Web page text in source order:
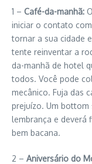
1 – Café-da-manhã:
iniciar o contato
tornar a sua cidade
tente reinventar a
da-manhã de hotel
todos. Você pode
mecânico. Fuja das
prejuízo. Um
lembrança e deverá
bem bacana.
2 – Aniversário do